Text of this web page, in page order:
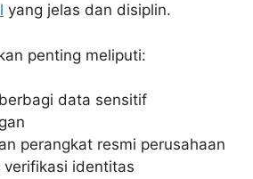
yang jelas dan disiplin.
penting meliputi:
data sensitif
perangkat resmi perusahaan
verifikasi identitas